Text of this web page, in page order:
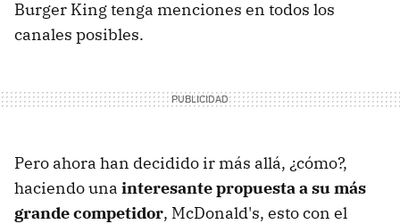
Burger King tenga menciones en todos los
canales posibles.
Pero ahora han decidido ir más allá, ¿cómo?,
haciendo una interesante propuesta a su más
grande competidor, McDonald's, esto con el